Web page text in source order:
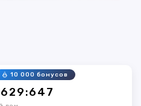
10 000 бонусов